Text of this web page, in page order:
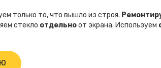
только то, что вышло из строя.
стекло отдельноот экрана. Используем